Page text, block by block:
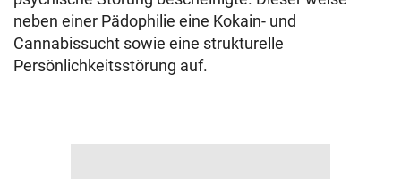
neben einer Pädophilie eine Kokain- und
Cannabissucht sowie eine strukturelle
Persönlichkeitsstörung auf.